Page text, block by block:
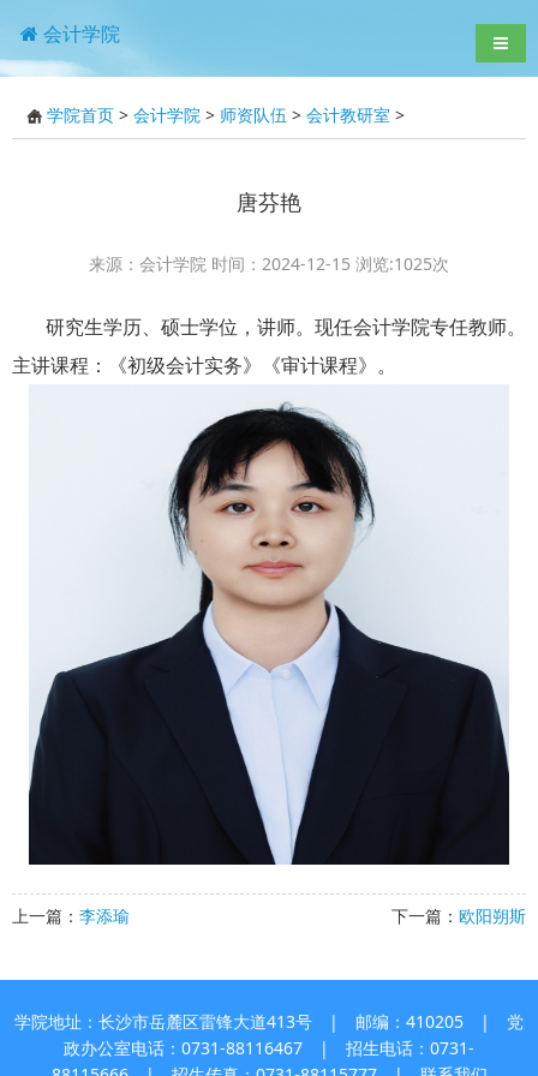
会计学院 导航
学院首页 > 会计学院 > 师资队伍 > 会计教研室 >
唐芬艳
来源：会计学院 时间：2024-12-15 浏览:1025次
研究生学历、硕士学位，讲师。现任会计学院专任教师。
主讲课程：《初级会计实务》《审计课程》。
上一篇： 李添瑜 下一篇： 欧阳朔斯
学院地址：长沙市岳麓区雷锋大道413号 | 邮编：410205 | 党
政办公室电话：0731-88116467 | 招生电话：0731-